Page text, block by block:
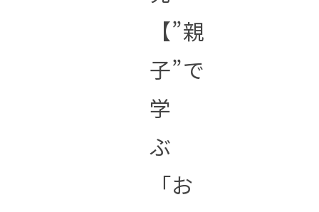
【”親
子”で
学
ぶ
「お